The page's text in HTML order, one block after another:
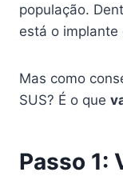
população.
está o implante
Mas como
SUS? É o que
Passo 1: